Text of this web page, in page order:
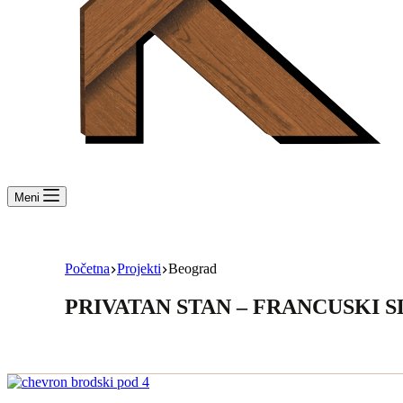
Meni
Početna Projekti Beograd
PRIVATAN STAN – FRANCUSKI